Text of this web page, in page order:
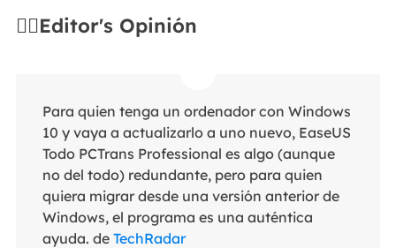
✍🏻Editor's Opinión
Para quien tenga un ordenador con Windows
10 y vaya a actualizarlo a uno nuevo, EaseUS
Todo PCTrans Professional es algo (aunque
no del todo) redundante, pero para quien
quiera migrar desde una versión anterior de
Windows, el programa es una auténtica
ayuda. de TechRadar